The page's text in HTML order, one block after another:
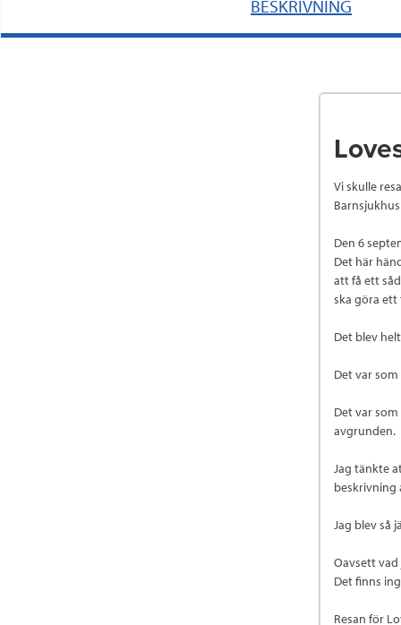
BESKRIVNING
Vi skulle
Den 6
Det här
att få ett
ska göra ett
Det blev
Det var
Det var
avgrunden.
Jag tänkte
beskrivning
Jag blev så
Oavsett
Det finns
Resan för